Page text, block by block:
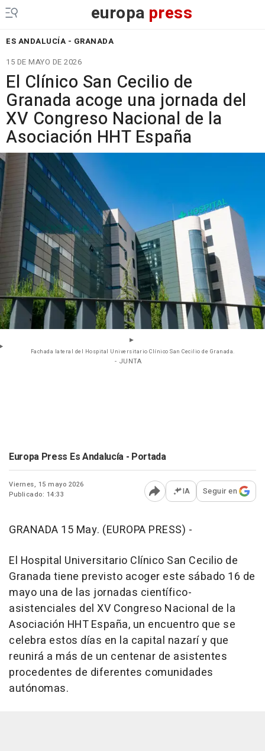
europa press
ES ANDALUCÍA - GRANADA
15 DE MAYO DE 2026
El Clínico San Cecilio de
Granada acoge una jornada del
XV Congreso Nacional de la
Asociación HHT España
Fachada lateral del Hospital Universitario Clínico San Cecilio de Granada.
- JUNTA
Europa Press Es Andalucía - Portada
Viernes, 15 mayo 2026
Publicado: 14:33
Abrir opciones para
IA Seguir en
GRANADA 15 May. (EUROPA PRESS) -
El Hospital Universitario Clínico San Cecilio de
Granada tiene previsto acoger este sábado 16 de
mayo una de las jornadas científico-
asistenciales del XV Congreso Nacional de la
Asociación HHT España, un encuentro que se
celebra estos días en la capital nazarí y que
reunirá a más de un centenar de asistentes
procedentes de diferentes comunidades
autónomas.